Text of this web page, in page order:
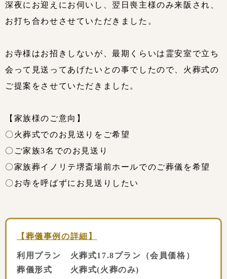
深夜にお迎えにお伺いし、翌日喪主様のみ来阪され、
お打ち合わせさせていただきました。
お寺様はお招きしないが、最期くらいは霊安室で立ち
会って見送ってあげたいとの事でしたので、火葬式の
ご提案をさせていただきました。
【家族様のご意向】
〇火葬式でのお見送りをご希望
〇ご家族3名でのお見送り
〇家族葬イノリテ堺斎場前ホールでのご葬儀を希望
〇お寺を呼ばずにお見送りしたい
【葬儀事例の詳細】
利用プラン 火葬式17.8プラン（会員価格）
葬儀形式 火葬式(火葬のみ)